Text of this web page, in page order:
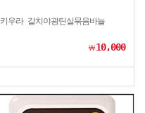
키우라 갈치야광틴실묶음바늘
￦10,000